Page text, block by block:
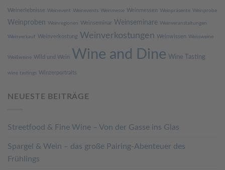
Weinerlebnisse Weinevent Weinevents Weinmesse Weinmessen Weinpräsente Weinprobe
Weinproben Weinregionen Weinseminar Weinseminare Weinveranstaltungen
Weinverkauf Weinverkostung Weinverkostungen Weinwissen Weissweine
Weißweine Wild und Wein Wine and Dine Wine Tasting
wine tastings Winzerportraits
NEUESTE BEITRÄGE
Streetfood & Fine Wine – Von der Gasse ins Glas
Spargel & Wein – das große Pairing-Abenteuer des
Frühlings